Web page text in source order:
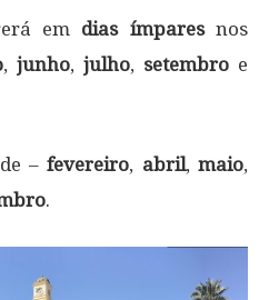
em dias ímparesnos
, junho, julho, setembro e
de –fevereiro, abril,maio,
.